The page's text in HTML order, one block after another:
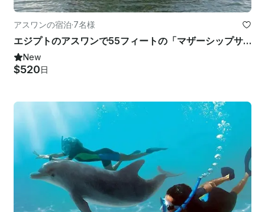
アスワンの宿泊·7名様
エジプトのアスワンで55フィートの「マザーシップサンド」ハウスボートで釣り旅行をお楽しみください
New
$520日